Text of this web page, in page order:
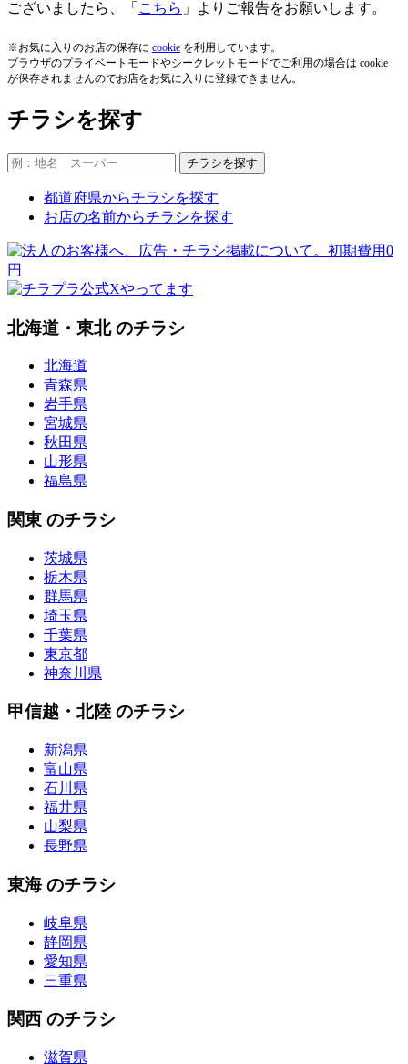
ございましたら、「 こちら 」よりご報告をお願いします。
※お気に入りのお店の保存に cookie を利用しています。
ブラウザのプライベートモードやシークレットモードでご利用の場合は cookie
が保存されませんのでお店をお気に入りに登録できません。
チラシを探す
チラシを探す
都道府県からチラシを探す
お店の名前からチラシを探す
北海道・東北 のチラシ
北海道
青森県
岩手県
宮城県
秋田県
山形県
福島県
関東 のチラシ
茨城県
栃木県
群馬県
埼玉県
千葉県
東京都
神奈川県
甲信越・北陸 のチラシ
新潟県
富山県
石川県
福井県
山梨県
長野県
東海 のチラシ
岐阜県
静岡県
愛知県
三重県
関西 のチラシ
滋賀県